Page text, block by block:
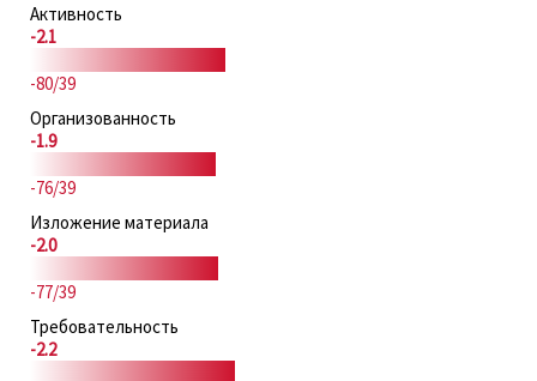
Активность
-2.1
-80/39
Организованность
-1.9
-76/39
Изложение материала
-2.0
-77/39
Требовательность
-2.2